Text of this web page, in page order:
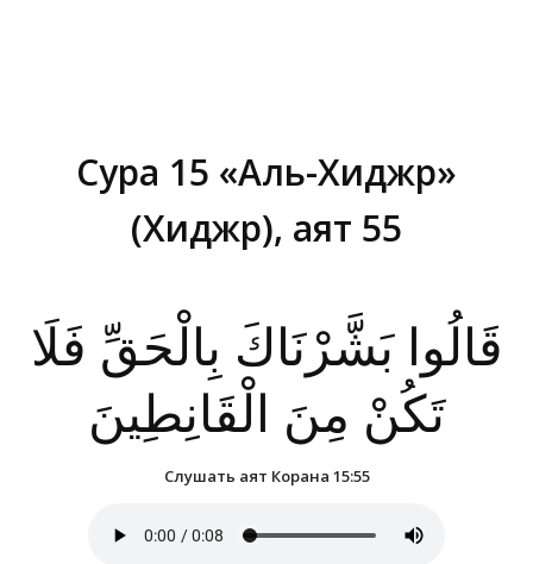
Сура 15 «Аль-Хиджр»
(Хиджр), аят 55
قَالُوا بَشَّرْنَاكَ بِالْحَقِّ فَلَا
تَكُنْ مِنَ الْقَانِطِينَ
Слушать аят Корана 15:55